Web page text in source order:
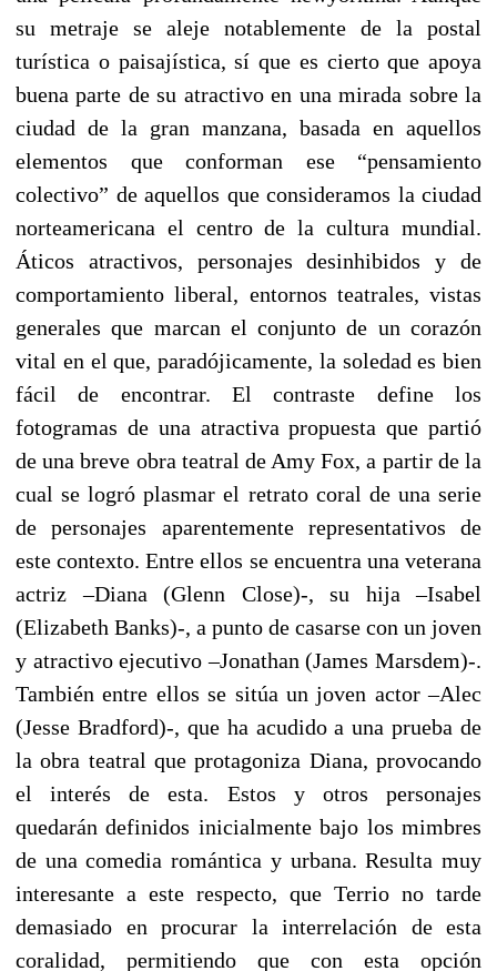
su metraje se aleje notablemente de la postal
turística o paisajística, sí que es cierto que apoya
buena parte de su atractivo en una mirada sobre la
ciudad de la gran manzana, basada en aquellos
elementos que conforman ese “pensamiento
colectivo” de aquellos que consideramos la ciudad
norteamericana el centro de la cultura mundial.
Áticos atractivos, personajes desinhibidos y de
comportamiento liberal, entornos teatrales, vistas
generales que marcan el conjunto de un corazón
vital en el que, paradójicamente, la soledad es bien
fácil de encontrar. El contraste define los
fotogramas de una atractiva propuesta que partió
de una breve obra teatral de Amy Fox, a partir de la
cual se logró plasmar el retrato coral de una serie
de personajes aparentemente representativos de
este contexto. Entre ellos se encuentra una veterana
actriz –Diana (Glenn Close)-, su hija –Isabel
(Elizabeth Banks)-, a punto de casarse con un joven
y atractivo ejecutivo –Jonathan (James Marsdem)-.
También entre ellos se sitúa un joven actor –Alec
(Jesse Bradford)-, que ha acudido a una prueba de
la obra teatral que protagoniza Diana, provocando
el interés de esta. Estos y otros personajes
quedarán definidos inicialmente bajo los mimbres
de una comedia romántica y urbana. Resulta muy
interesante a este respecto, que Terrio no tarde
demasiado en procurar la interrelación de esta
coralidad, permitiendo que con esta opción